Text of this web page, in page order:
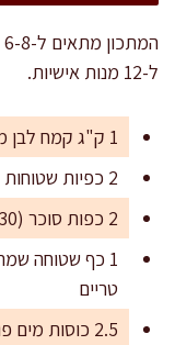
ל-12 מנות אישיות.
1 ק"ג קמח לבן מנופה (רצוי קמח ללחם עם 12% חלבון)
2 כפיות שטוחות מלח (10 גרם)
2 כפות סוכר (30 גרם)
טריים